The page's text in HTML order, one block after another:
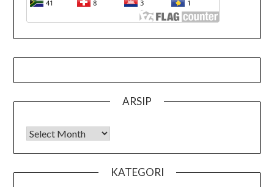
ARSIP
Arsip
KATEGORI